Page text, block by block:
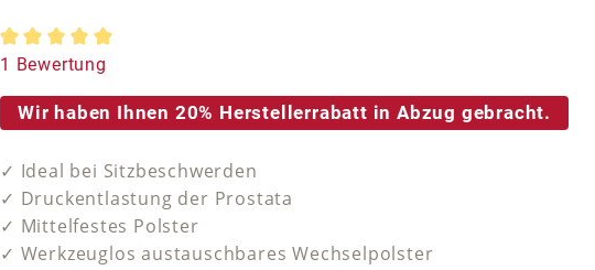
Durchschnittliche Bewertung von 5 von 5 Sternen
1 Bewertung
Wir haben Ihnen 20% Herstellerrabatt in Abzug gebracht.
✓ Ideal bei Sitzbeschwerden
✓ Druckentlastung der Prostata
✓ Mittelfestes Polster
✓ Werkzeuglos austauschbares Wechselpolster